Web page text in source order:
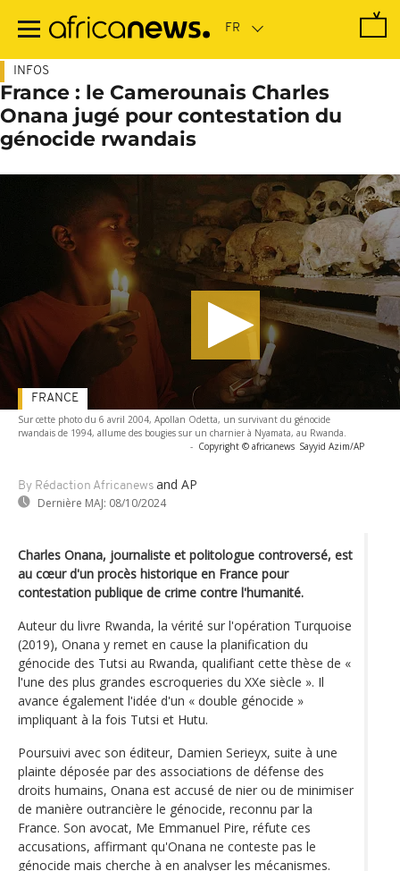
contenu
INFOS
France : le Camerounais Charles
Onana jugé pour contestation du
génocide rwandais
Sur cette photo du 6 avril 2004, Apollan Odetta, un survivant du génocide
rwandais de 1994, allume des bougies sur un charnier à Nyamata, au Rwanda.
- Copyright © africanews Sayyid Azim/AP
By Rédaction Africanews and AP
Dernière MAJ: 08/10/2024
FRANCE
Charles Onana, journaliste et politologue controversé, est
au cœur d'un procès historique en France pour
contestation publique de crime contre l'humanité.
Auteur du livre Rwanda, la vérité sur l'opération Turquoise
(2019), Onana y remet en cause la planification du
génocide des Tutsi au Rwanda, qualifiant cette thèse de «
l'une des plus grandes escroqueries du XXe siècle ». Il
avance également l'idée d'un « double génocide »
impliquant à la fois Tutsi et Hutu.
Poursuivi avec son éditeur, Damien Serieyx, suite à une
plainte déposée par des associations de défense des
droits humains, Onana est accusé de nier ou de minimiser
de manière outrancière le génocide, reconnu par la
France. Son avocat, Me Emmanuel Pire, réfute ces
accusations, affirmant qu'Onana ne conteste pas le
génocide mais cherche à en analyser les mécanismes.